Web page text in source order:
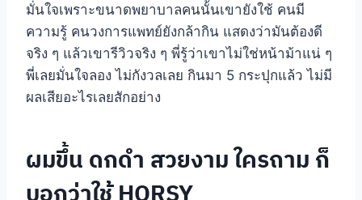
มั่นใจเพราะขนาดพยาบาลคนนั้นเขายังใช้ คนมี
ความรู้ คนวงการแพทย์ยังกล้ากิน แสดงว่ามันต้องดี
จริง ๆ แล้วเขารีวิวจริง ๆ พี่รู้ว่าเขาไม่ใช่หน้าม้าแน่ ๆ
พี่เลยมั่นใจลอง ไม่กังวลเลย กินมา 5 กระปุกแล้ว ไม่มี
ผลเสียอะไรเลยสักอย่าง
ผมขึ้น ดกดำ สวยงาม ใครถาม ก็
บอกว่าใช้ HORSY